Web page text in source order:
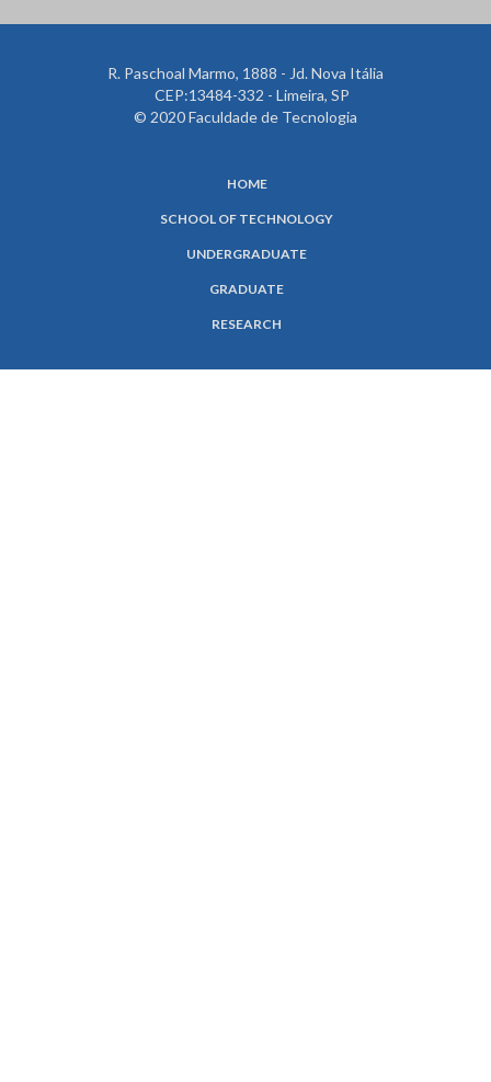
R. Paschoal Marmo, 1888 - Jd. Nova Itália
CEP:13484-332 - Limeira, SP
© 2020 Faculdade de Tecnologia
HOME
SCHOOL OF TECHNOLOGY
UNDERGRADUATE
GRADUATE
RESEARCH